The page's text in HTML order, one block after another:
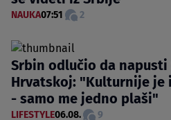
NAUKA07:51 2
Srbin odlučio da
Hrvatskoj: "Kulturnije je
- samo me jedno plaši"
LIFESTYLE06.08. 9